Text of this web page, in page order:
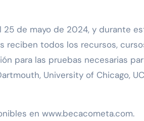
25 de mayo de 2024, y durante
reciben todos los recursos,
para las pruebas necesarias
University of Chicago, UC
en www.becacometa.com.